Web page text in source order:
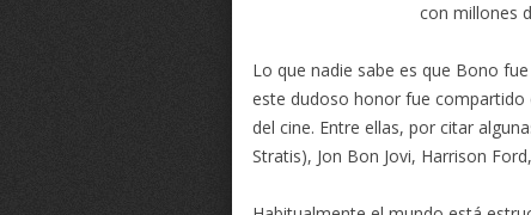
con millones
Lo que nadie sabe es que Bono
este dudoso honor fue compartido
del cine. Entre ellas, por citar
Stratis), Jon Bon Jovi, Harrison